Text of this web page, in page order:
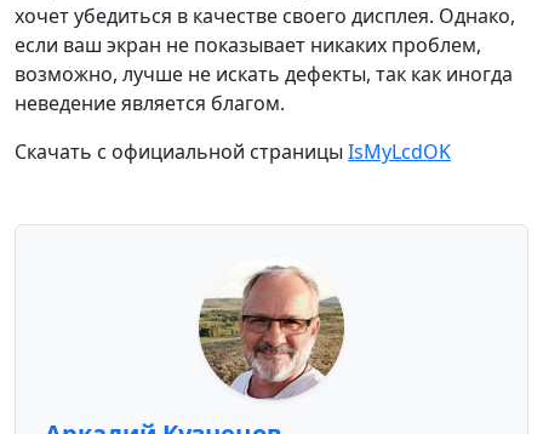
хочет убедиться в качестве своего дисплея. Однако,
если ваш экран не показывает никаких проблем,
возможно, лучше не искать дефекты, так как иногда
неведение является благом.
Скачать с официальной страницы IsMyLcdOK